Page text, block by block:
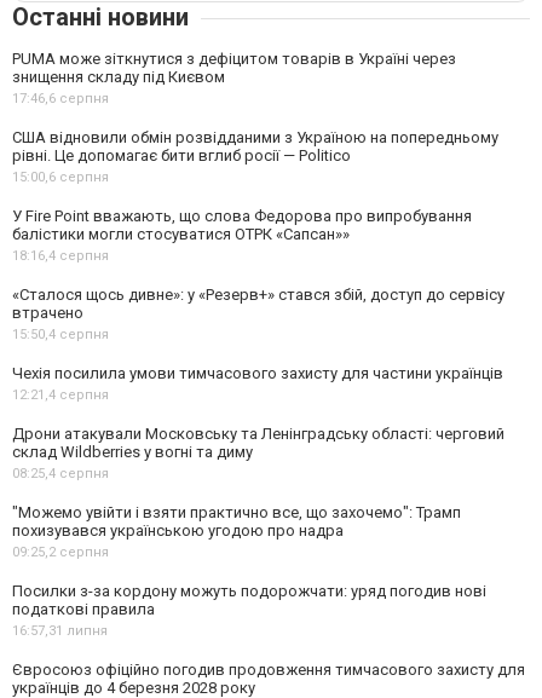
Останні новини
PUMA може зіткнутися з дефіцитом товарів в Україні через
знищення складу під Києвом
17:46,6 серпня
США відновили обмін розвідданими з Україною на попередньому
рівні. Це допомагає бити вглиб росії — Politico
15:00,6 серпня
У Fire Point вважають, що слова Федорова про випробування
балістики могли стосуватися ОТРК «Сапсан»»
18:16,4 серпня
«Сталося щось дивне»: у «Резерв+» стався збій, доступ до сервісу
втрачено
15:50,4 серпня
Чехія посилила умови тимчасового захисту для частини українців
12:21,4 серпня
Дрони атакували Московську та Ленінградську області: черговий
склад Wildberries у вогні та диму
08:25,4 серпня
"Можемо увійти і взяти практично все, що захочемо": Трамп
похизувався українською угодою про надра
09:25,2 серпня
Посилки з-за кордону можуть подорожчати: уряд погодив нові
податкові правила
16:57,31 липня
Євросоюз офіційно погодив продовження тимчасового захисту для
українців до 4 березня 2028 року